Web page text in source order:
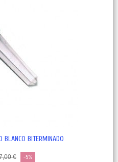
BLANCO BITERMINADO
€ -5%